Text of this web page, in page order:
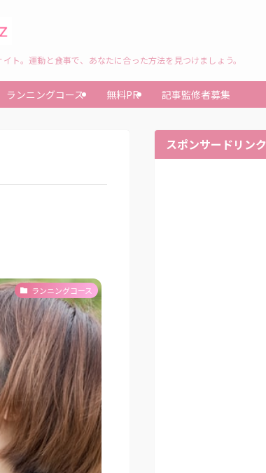
ト。運動と食事で、あなたに合った方法を見つけましょう。
ランニングコース 無料PR 記事監修者募集
ランニングコース
スポンサードリンク